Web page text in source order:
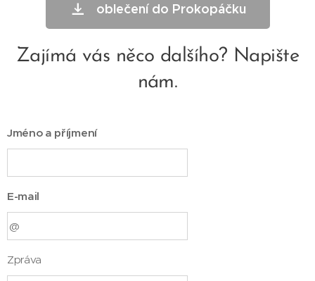
oblečení do Prokopáčku
Zajímá vás něco dalšího? Napište
nám.
Jméno a příjmení
E-mail
Zpráva